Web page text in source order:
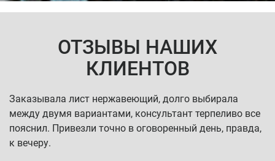
ОТЗЫВЫ НАШИХ
КЛИЕНТОВ
Заказывала лист нержавеющий, долго выбирала
между двумя вариантами, консультант терпеливо все
пояснил. Привезли точно в оговоренный день, правда,
к вечеру.